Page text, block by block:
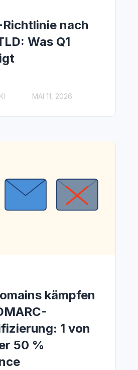
nach
Was Q1
MAI 11, 2026
kämpfen
1 von
50 %